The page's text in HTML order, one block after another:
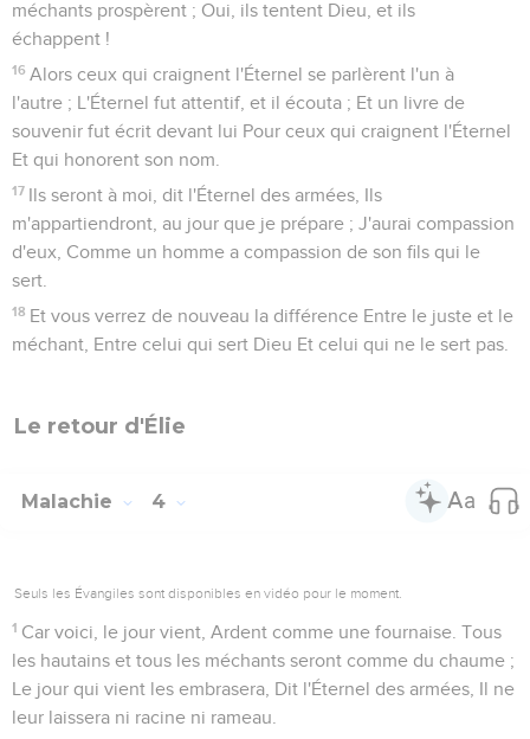
méchants prospèrent ; Oui, ils tentent Dieu, et ils
échappent !
16 Alors ceux qui craignent l'Éternel se parlèrent l'un à
l'autre ; L'Éternel fut attentif, et il écouta ; Et un livre de
souvenir fut écrit devant lui Pour ceux qui craignent l'Éternel
Et qui honorent son nom.
17 Ils seront à moi, dit l'Éternel des armées, Ils
m'appartiendront, au jour que je prépare ; J'aurai compassion
d'eux, Comme un homme a compassion de son fils qui le
sert.
18 Et vous verrez de nouveau la différence Entre le juste et le
méchant, Entre celui qui sert Dieu Et celui qui ne le sert pas.
Le retour d'Élie
Malachie 4
Seuls les Évangiles sont disponibles en vidéo pour le moment.
1 Car voici, le jour vient, Ardent comme une fournaise. Tous
les hautains et tous les méchants seront comme du chaume ;
Le jour qui vient les embrasera, Dit l'Éternel des armées, Il ne
leur laissera ni racine ni rameau.